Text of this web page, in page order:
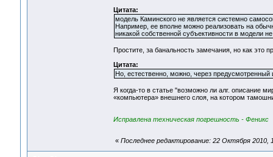
Цитата:
модель Каминского не является системно
Например, ее вполне можно реализовать на
никакой собственной субъективности в модели не
Простите, за банальность замечания, но как это
Цитата:
Но, естественно, можно, через
Я когда-то в статье "возможно ли алг. описание
«компьютера» внешнего слоя, на котором
Исправлена техническая погрешность - Феникс
« Последнее редактирование: 22 Октября 2010,